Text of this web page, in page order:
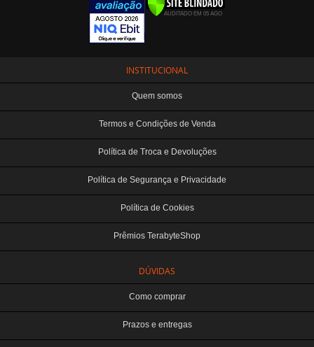
INSTITUCIONAL
Quem somos
Termos e Condições de Venda
Política de Troca e Devoluções
Política de Segurança e Privacidade
Política de Cookies
Prêmios TerabyteShop
DÚVIDAS
Como comprar
Prazos e entregas